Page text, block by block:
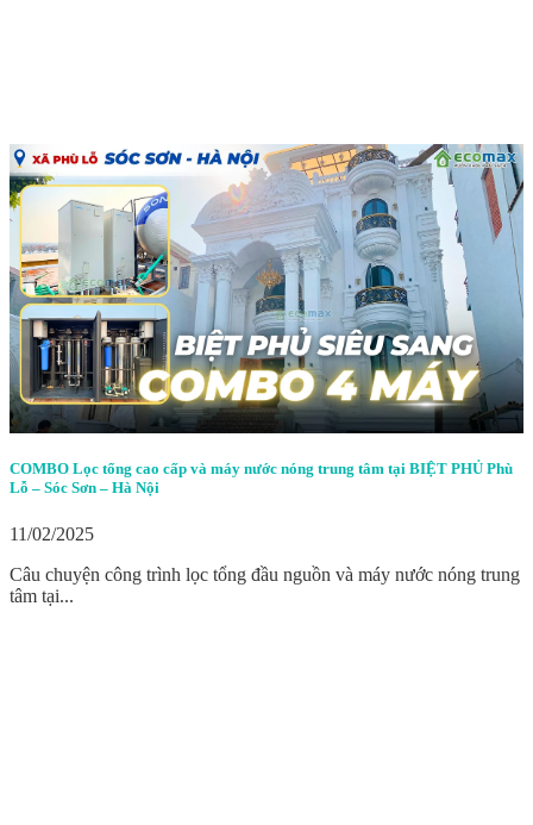
COMBO Lọc tổng cao cấp và máy nước nóng trung tâm tại BIỆT PHỦ Phù
Lỗ – Sóc Sơn – Hà Nội
11/02/2025
Câu chuyện công trình lọc tổng đầu nguồn và máy nước nóng trung
tâm tại...